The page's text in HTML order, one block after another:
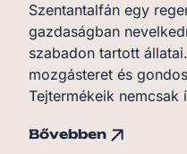
Szentantalfán egy
gazdaságban
szabadon tartott
mozgásteret és
Tejtermékeik
Bővebben